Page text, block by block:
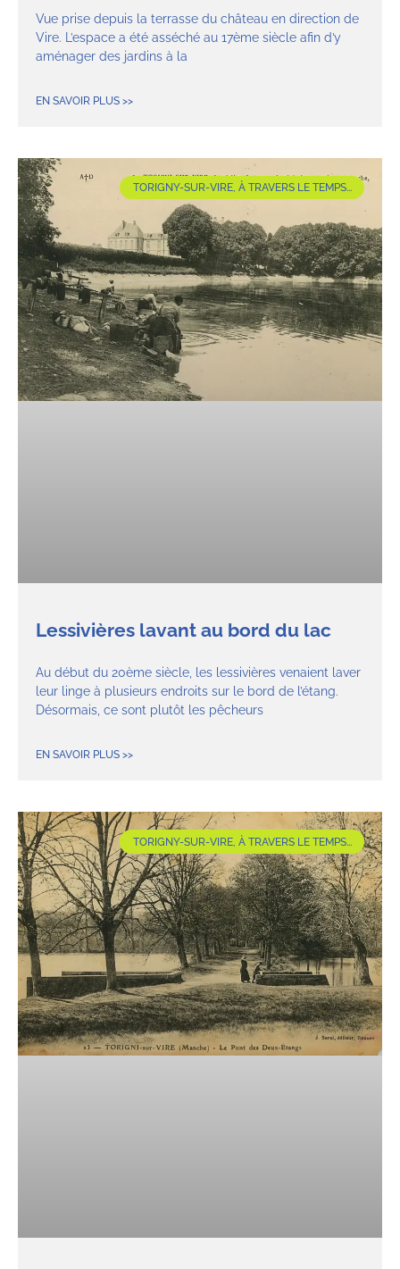
Vue prise depuis la terrasse du château en direction de
Vire. L’espace a été asséché au 17ème siècle afin d’y
aménager des jardins à la
EN SAVOIR PLUS >>
TORIGNY-SUR-VIRE, À TRAVERS LE TEMPS...
Lessivières lavant au bord du lac
Au début du 20ème siècle, les lessivières venaient laver
leur linge à plusieurs endroits sur le bord de l’étang.
Désormais, ce sont plutôt les pêcheurs
EN SAVOIR PLUS >>
TORIGNY-SUR-VIRE, À TRAVERS LE TEMPS...